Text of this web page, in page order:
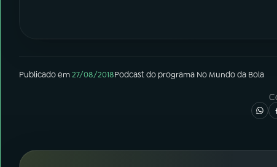
Publicado em27/08/2018Podcastdo programa No Mundo da Bola